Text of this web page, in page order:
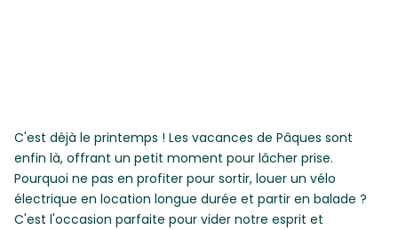
C'est déjà le printemps ! Les vacances de Pâques sont
enfin là, offrant un petit moment pour lâcher prise.
Pourquoi ne pas en profiter pour sortir, louer un vélo
électrique en location longue durée et partir en balade ?
C'est l'occasion parfaite pour vider notre esprit et